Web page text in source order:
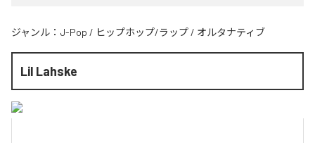
ジャンル： J-Pop / ヒップホップ/ラップ / オルタナティブ
Lil Lahske